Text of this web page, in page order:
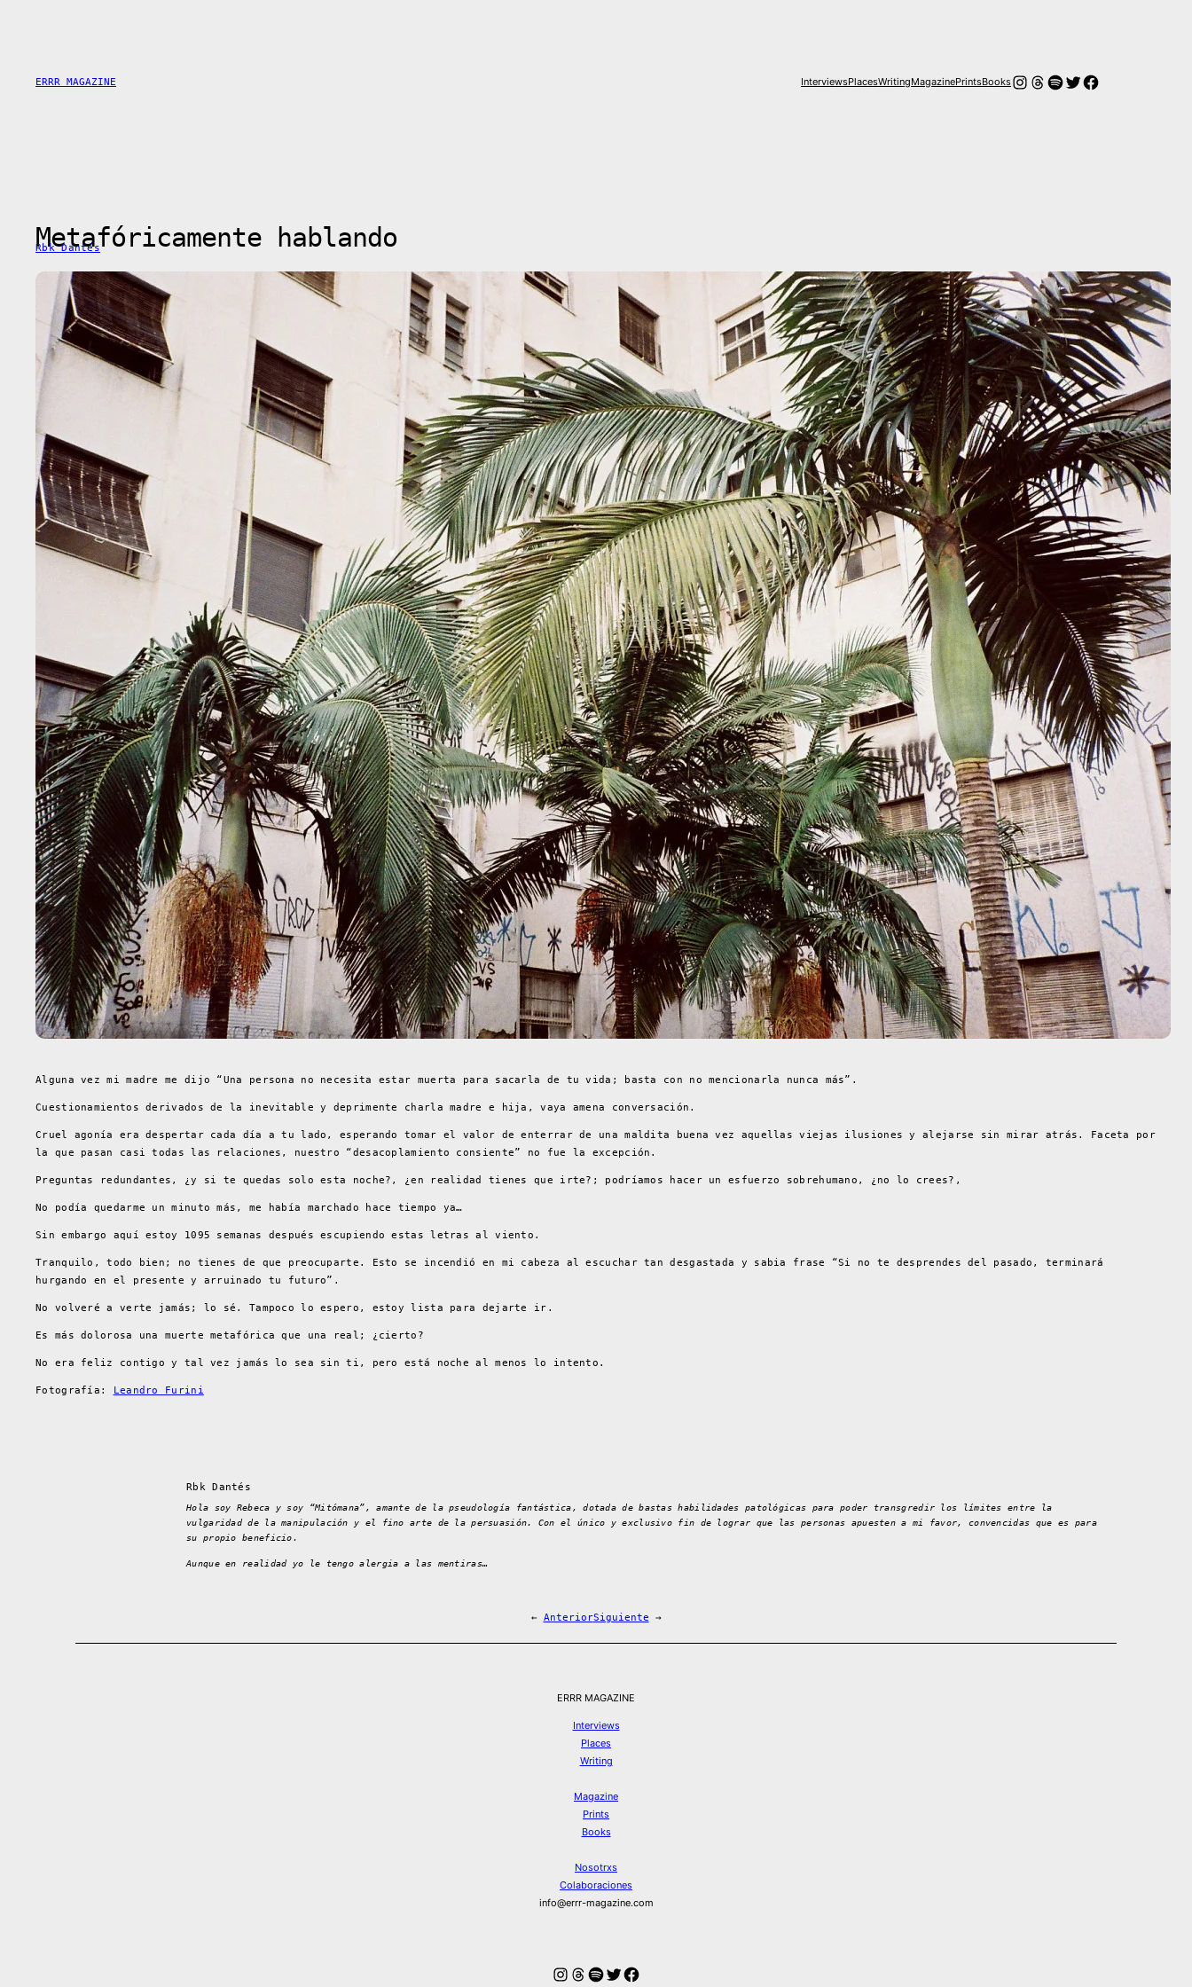
ERRR MAGAZINE InterviewsPlacesWritingMagazinePrintsBooksInstagram
Hilos
Spotify
Twitter
Facebook
Metafóricamente hablando
Rbk Dantés
Alguna vez mi madre me dijo “Una persona no necesita estar muerta para sacarla de tu vida; basta con no mencionarla nunca más”.
Cuestionamientos derivados de la inevitable y deprimente charla madre e hija, vaya amena conversación.
Cruel agonía era despertar cada día a tu lado, esperando tomar el valor de enterrar de una maldita buena vez aquellas viejas ilusiones y alejarse sin mirar atrás. Faceta por
la que pasan casi todas las relaciones, nuestro “desacoplamiento consiente” no fue la excepción.
Preguntas redundantes, ¿y si te quedas solo esta noche?, ¿en realidad tienes que irte?; podríamos hacer un esfuerzo sobrehumano, ¿no lo crees?,
No podía quedarme un minuto más, me había marchado hace tiempo ya…
Sin embargo aquí estoy 1095 semanas después escupiendo estas letras al viento.
Tranquilo, todo bien; no tienes de que preocuparte. Esto se incendió en mi cabeza al escuchar tan desgastada y sabia frase “Si no te desprendes del pasado, terminará
hurgando en el presente y arruinado tu futuro”.
No volveré a verte jamás; lo sé. Tampoco lo espero, estoy lista para dejarte ir.
Es más dolorosa una muerte metafórica que una real; ¿cierto?
No era feliz contigo y tal vez jamás lo sea sin ti, pero está noche al menos lo intento.
Fotografía: Leandro Furini
Rbk Dantés
Hola soy Rebeca y soy “Mitómana”, amante de la pseudología fantástica, dotada de bastas habilidades patológicas para poder transgredir los límites entre la
vulgaridad de la manipulación y el fino arte de la persuasión. Con el único y exclusivo fin de lograr que las personas apuesten a mi favor, convencidas que es para
su propio beneficio.
Aunque en realidad yo le tengo alergia a las mentiras…
← AnteriorSiguiente →
ERRR MAGAZINE
Interviews
Places
Writing
Magazine
Prints
Books
Nosotrxs
Colaboraciones
info@errr-magazine.com
Instagram
Hilos
Spotify
Twitter
Facebook